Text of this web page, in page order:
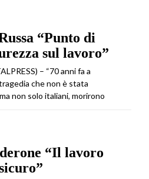
“Punto di
sul lavoro”
– “70 anni fa a
che non è stata
non solo italiani, morirono
“Il lavoro